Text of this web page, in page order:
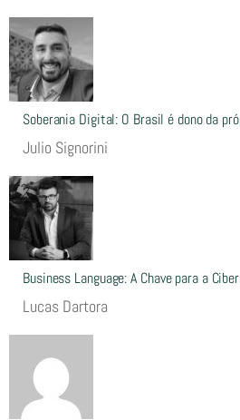
Soberania Digital: O Brasil é dono da
Julio Signorini
Business Language: A Chave para a
Lucas Dartora